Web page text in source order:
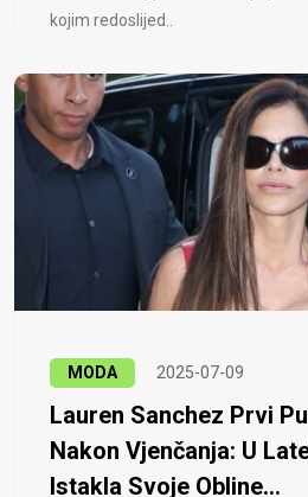
kojim redoslijed..
MODA 2025-07-09
Lauren Sanchez Prvi
Nakon Vjenčanja: U
Istakla Svoje Obline...